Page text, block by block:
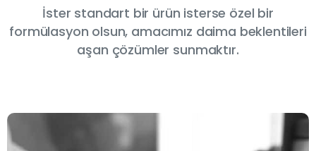
İster standart bir ürün isterse özel bir
formülasyon olsun, amacımız daima beklentileri
aşan çözümler sunmaktır.